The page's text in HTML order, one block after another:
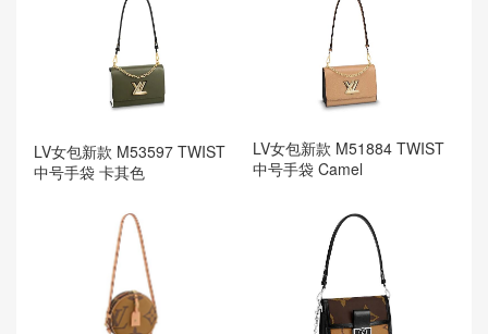
LV女包新款 M53597 TWIST
中号手袋 卡其色
LV女包新款 M51884 TWIST
中号手袋 Camel